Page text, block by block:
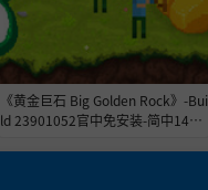
《黄金巨石 Big Golden Rock》-Bui
ld 23901052官中免安装-简中148.7